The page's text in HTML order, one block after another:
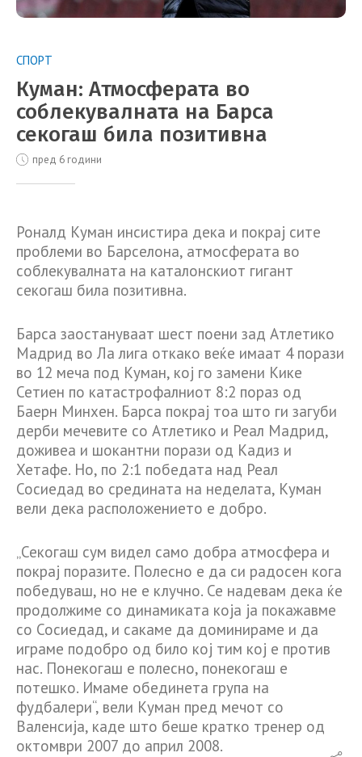
СПОРТ
Куман: Атмосферата во
соблекувалната на Барса
секогаш била позитивна
пред 6 години
Роналд Куман инсистира дека и покрај сите
проблеми во Барселона, атмосферата во
соблекувалната на каталонскиот гигант
секогаш била позитивна.
Барса заостануваат шест поени зад Атлетико
Мадрид во Ла лига откако веќе имаат 4 порази
во 12 меча под Куман, кој го замени Кике
Сетиен по катастрофалниот 8:2 пораз од
Баерн Минхен. Барса покрај тоа што ги загуби
дерби мечевите со Атлетико и Реал Мадрид,
доживеа и шокантни порази од Кадиз и
Хетафе. Но, по 2:1 победата над Реал
Сосиедад во средината на неделата, Куман
вели дека расположението е добро.
„Секогаш сум видел само добра атмосфера и
покрај поразите. Полесно е да си радосен кога
победуваш, но не е клучно. Се надевам дека ќе
продолжиме со динамиката која ја покажавме
со Сосиедад, и сакаме да доминираме и да
играме подобро од било кој тим кој е против
нас. Понекогаш е полесно, понекогаш е
потешко. Имаме обединета група на
фудбалери“, вели Куман пред мечот со
Валенсија, каде што беше кратко тренер од
октомври 2007 до април 2008.